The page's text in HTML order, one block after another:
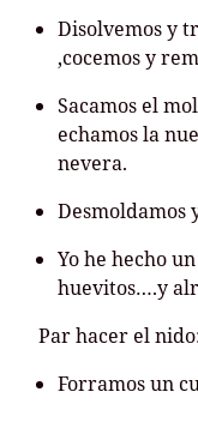
Disolvemos y
,cocemos y
Sacamos el
echamos la
nevera.
Desmoldamos
Yo he hecho
huevitos….y
Par hacer el
Forramos un